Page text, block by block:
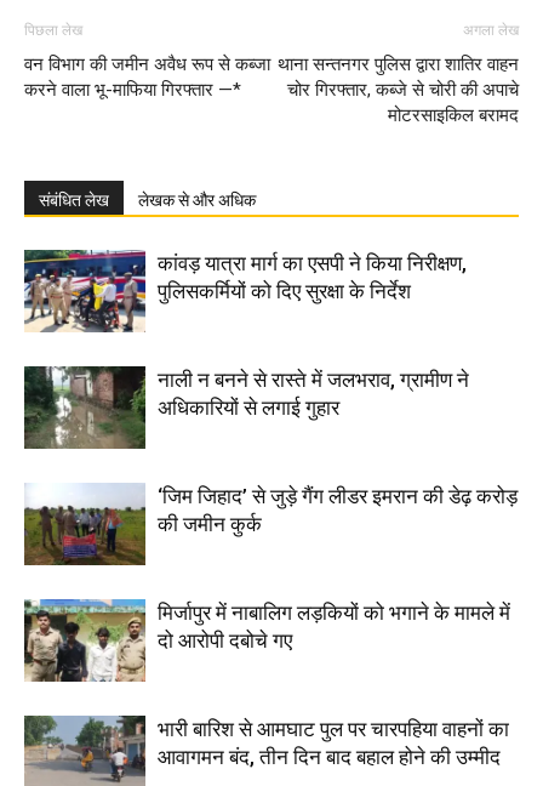
पिछला लेख
वन विभाग की जमीन अवैध रूप से कब्जा
करने वाला भू-माफिया गिरफ्तार —*
अगला लेख
थाना सन्तनगर पुलिस द्वारा शातिर वाहन
चोर गिरफ्तार, कब्जे से चोरी की अपाचे
मोटरसाइकिल बरामद
संबंधित लेख लेखक से और अधिक
कांवड़ यात्रा मार्ग का एसपी ने किया निरीक्षण,
पुलिसकर्मियों को दिए सुरक्षा के निर्देश
नाली न बनने से रास्ते में जलभराव, ग्रामीण ने
अधिकारियों से लगाई गुहार
‘जिम जिहाद’ से जुड़े गैंग लीडर इमरान की डेढ़ करोड़
की जमीन कुर्क
मिर्जापुर में नाबालिग लड़कियों को भगाने के मामले में
दो आरोपी दबोचे गए
भारी बारिश से आमघाट पुल पर चारपहिया वाहनों का
आवागमन बंद, तीन दिन बाद बहाल होने की उम्मीद